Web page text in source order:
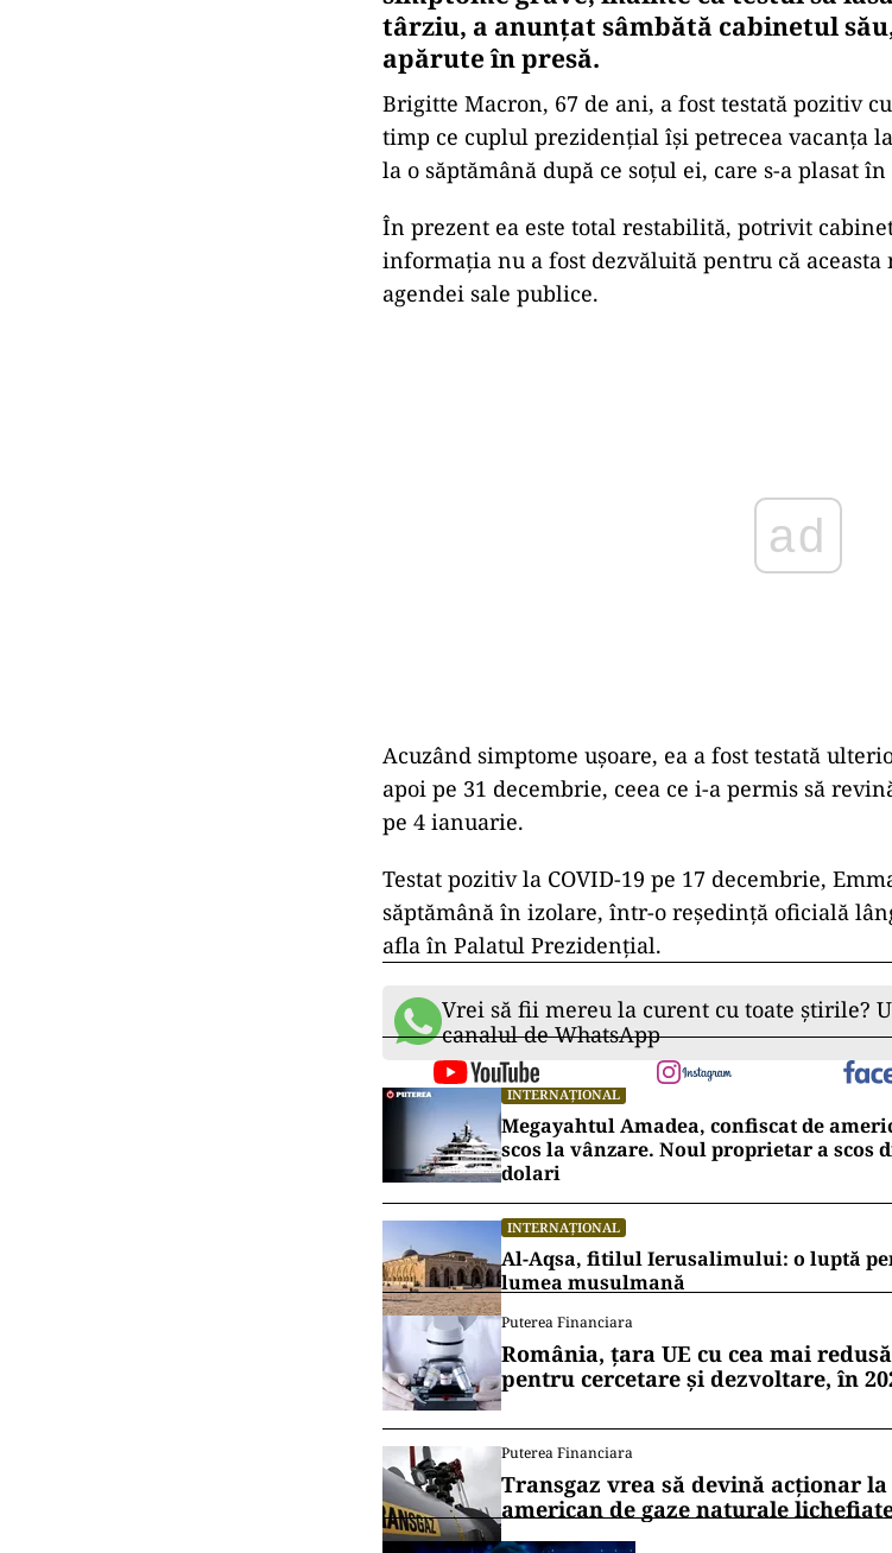
târziu, a anunţat sâmbătă cabinetul
apărute în presă.
Brigitte Macron, 67 de ani, a fost testată pozitiv
timp ce cuplul prezidenţial îşi petrecea vacanţa
la o săptămână după ce soţul ei, care s-a plasat
În prezent ea este total restabilită, potrivit
informaţia nu a fost dezvăluită pentru că aceasta
agendei sale publice.
Acuzând simptome uşoare, ea a fost testată
apoi pe 31 decembrie, ceea ce i-a permis să
pe 4 ianuarie.
Testat pozitiv la COVID-19 pe 17 decembrie,
săptămână în izolare, într-o reşedinţă oficială
afla în Palatul Prezidenţial.
Vrei să fii mereu la curent cu toate știrile?
canalul de WhatsApp
INTERNAȚIONAL
Megayahtul Amadea, confiscat de
scos la vânzare. Noul proprietar a scos
dolari
INTERNAȚIONAL
Al-Aqsa, fitilul Ierusalimului: o luptă
lumea musulmană
Puterea Financiara
România, țara UE cu cea mai
pentru cercetare și dezvoltare, în
Puterea Financiara
Transgaz vrea să devină acționar
american de gaze naturale